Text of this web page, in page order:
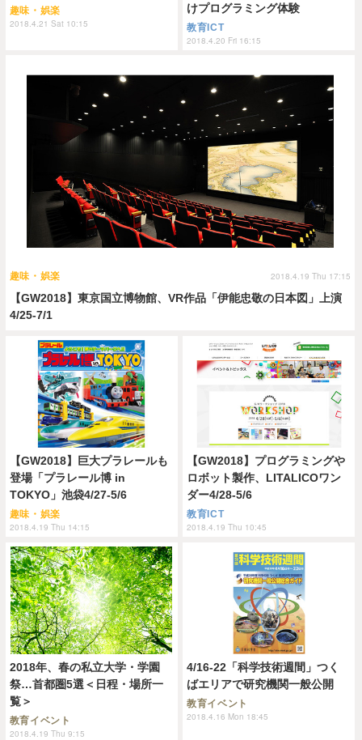
趣味・娯楽
2018.4.21 Sat 10:15
けプログラミング体験
教育ICT
2018.4.20 Fri 16:15
【GW2018】東京国立博物館、VR作品「伊能忠敬の日本図」上演
4/25-7/1
趣味・娯楽 2018.4.19 Thu 17:15
【GW2018】巨大プラレールも
登場「プラレール博 in
TOKYO」池袋4/27-5/6
趣味・娯楽
2018.4.19 Thu 14:15
【GW2018】プログラミングや
ロボット製作、LITALICOワン
ダー4/28-5/6
教育ICT
2018.4.19 Thu 10:45
2018年、春の私立大学・学園
祭…首都圏5選＜日程・場所一
覧＞
教育イベント
2018.4.19 Thu 9:15
4/16-22「科学技術週間」つく
ばエリアで研究機関一般公開
教育イベント
2018.4.16 Mon 18:45